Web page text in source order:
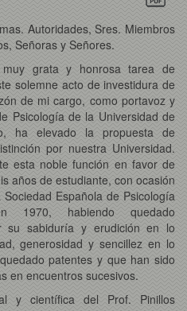
Autoridades, Sres. Miembros
Señoras y Señores.
grata y honrosa tarea de
solemne acto de investidura de
de mi cargo, como portavoz y
Psicología de la Universidad de
ha elevado la propuesta de
por nuestra Universidad.
esta noble función en favor de
años de estudiante, con ocasión
Española de Psicología
1970, habiendo quedado
su sabiduría y erudición en lo
generosidad y sencillez en lo
patentes y que han sido
en encuentros sucesivos.
y científica del Prof. Pinillos